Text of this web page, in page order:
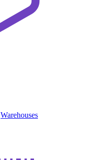
Warehouses